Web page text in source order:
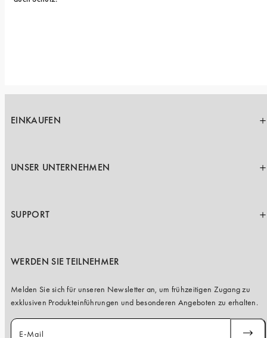
EINKAUFEN
UNSER UNTERNEHMEN
SUPPORT
WERDEN SIE TEILNEHMER
Melden Sie sich für unseren Newsletter an, um frühzeitigen Zugang zu
exklusiven Produkteinführungen und besonderen Angeboten zu erhalten.
E-Mail